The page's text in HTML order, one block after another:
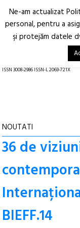
Arhitectură.
Oraș.
ISSN 3008-2986 ISSN-L 2069-721X
NOUTATI
36 de
BIEFF.14
Ne-am actualizat
personal, pentru a
şi protejăm datele